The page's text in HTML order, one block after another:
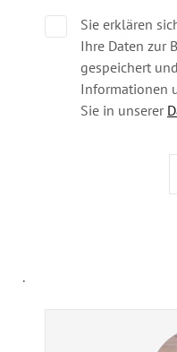
Sie erklären
Ihre Daten zur
gespeichert
Informationen
Sie in unserer
.